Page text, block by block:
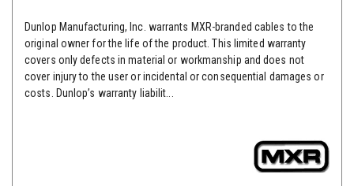
Dunlop Manufacturing, Inc. warrants MXR-branded cables to the
original owner for the life of the product. This limited warranty
covers only defects in material or workmanship and does not
cover injury to the user or incidental or consequential damages or
costs. Dunlop’s warranty liabilit...